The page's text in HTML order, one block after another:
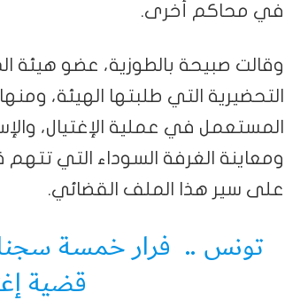
في محاكم أخرى.
وقالت صبيحة بالطوزية، عضو هيئة
التحضيرية التي طلبتها الهيئة،
المستعمل في عملية الإغتيال،
ومعاينة الغرفة السوداء التي
على سير هذا الملف القضائي.
تونس .. فرار خمسة
قضية